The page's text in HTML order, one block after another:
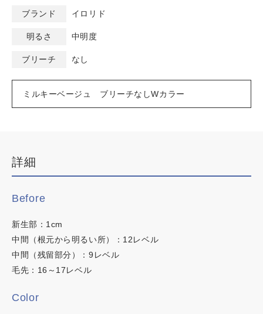
イロリド
デザインカラー
韓国・ワンホン
明るい白髪染め
時短カラー
ノンジアミンカラー
ブランド イロリド
明るさ 中明度
ブリーチ なし
ミルキーベージュ ブリーチなしWカラー
詳細
Before
新生部：1cm
中間（根元から明るい所）：12レベル
中間（残留部分）：9レベル
毛先：16～17レベル
Color